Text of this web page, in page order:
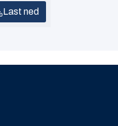
Last ned